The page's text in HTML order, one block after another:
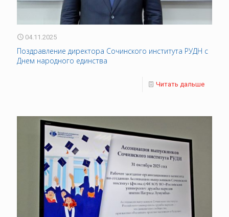
04.11.2025
Поздравление директора Сочинского института РУДН с
Днем народного единства
Читать дальше